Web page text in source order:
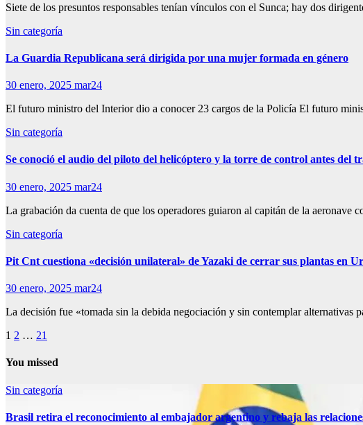
Siete de los presuntos responsables tenían vínculos con el Sunca; hay dos
Sin categoría
La Guardia Republicana será dirigida por una mujer formada en género
30 enero, 2025 mar24
El futuro ministro del Interior dio a conocer 23 cargos de la Policía El futuro
Sin categoría
Se conoció el audio del piloto del helicóptero y la torre de control antes del
30 enero, 2025 mar24
La grabación da cuenta de que los operadores guiaron al capitán de la
Sin categoría
Pit Cnt cuestiona «decisión unilateral» de Yazaki de cerrar sus plantas en
30 enero, 2025 mar24
La decisión fue «tomada sin la debida negociación y sin contemplar
Paginación
de
1 2 … 21
You missed
Sin categoría
Brasil retira el reconocimiento al embajador argentino y rebaja las